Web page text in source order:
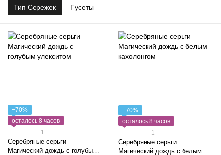
Тип Сережек Пусеты
−70%
осталось 8 часов
1
Серебряные серьги
Магический дождь с голубым
−70%
осталось 8 часов
1
Серебряные серьги
Магический дождь с белым